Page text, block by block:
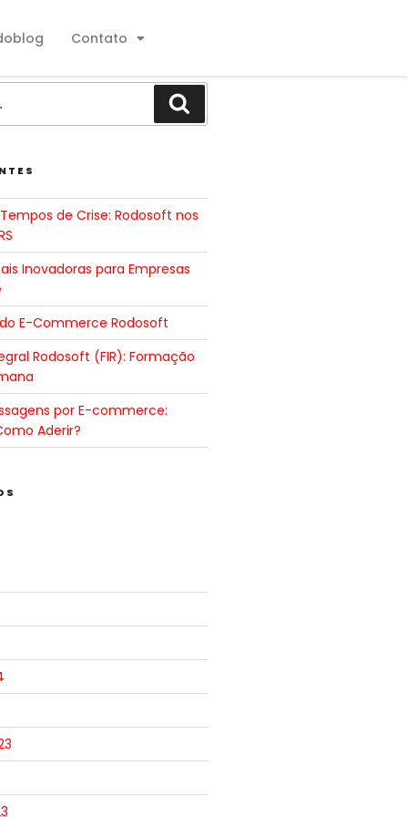
Contato
de Crise: Rodosoft nos
Inovadoras para Empresas
E-Commerce Rodosoft
Rodosoft (FIR): Formação
por E-commerce:
Aderir?